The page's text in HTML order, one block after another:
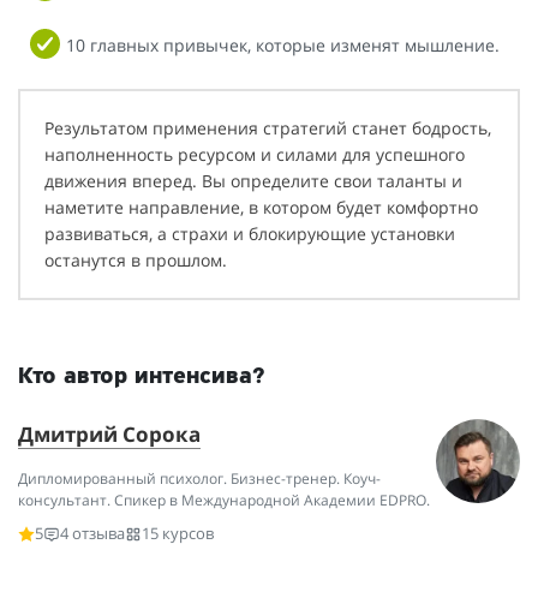
10 главных привычек, которые изменят мышление.
Результатом применения стратегий станет бодрость,
наполненность ресурсом и силами для успешного
движения вперед. Вы определите свои таланты и
наметите направление, в котором будет комфортно
развиваться, а страхи и блокирующие установки
останутся в прошлом.
Кто автор интенсива?
Дмитрий Сорока
Дипломированный психолог. Бизнес-тренер. Коуч-
консультант. Спикер в Международной Академии EDPRO.
5
4 отзыва 15 курсов